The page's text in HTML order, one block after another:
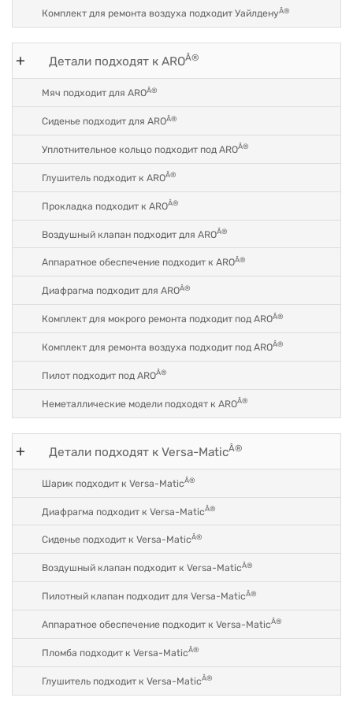
Комплект для ремонта воздуха подходит УайлденуÂ®
Детали подходят к AROÂ®
Мяч подходит для AROÂ®
Сиденье подходит для AROÂ®
Уплотнительное кольцо подходит под AROÂ®
Глушитель подходит к AROÂ®
Прокладка подходит к AROÂ®
Воздушный клапан подходит для AROÂ®
Аппаратное обеспечение подходит к AROÂ®
Диафрагма подходит для AROÂ®
Комплект для мокрого ремонта подходит под AROÂ®
Комплект для ремонта воздуха подходит под AROÂ®
Пилот подходит под AROÂ®
Неметаллические модели подходят к AROÂ®
Детали подходят к Versa-MaticÂ®
Шарик подходит к Versa-MaticÂ®
Диафрагма подходит к Versa-MaticÂ®
Сиденье подходит к Versa-MaticÂ®
Воздушный клапан подходит к Versa-MaticÂ®
Пилотный клапан подходит для Versa-MaticÂ®
Аппаратное обеспечение подходит к Versa-MaticÂ®
Пломба подходит к Versa-MaticÂ®
Глушитель подходит к Versa-MaticÂ®